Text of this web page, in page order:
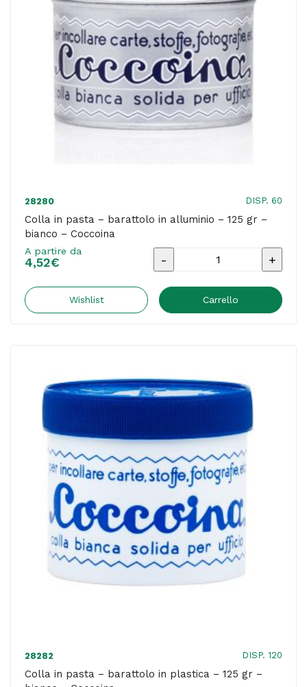
quantità
28280 DISP. 60
Colla in pasta – barattolo in alluminio – 125 gr –
bianco – Coccoina
A partire da
4,52€
Colla
pasta
alluminio
-
gr
-
bianco
-
Coccoina
quantità
Wishlist Carrello
28282 DISP. 120
Colla in pasta – barattolo in plastica – 125 gr –